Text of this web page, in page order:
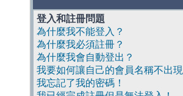
登入和註冊問題
為什麼我不能登入？
為什麼我必須註冊？
為什麼我會自動登出？
我要如何讓自己的會員名稱不出
我忘記了我的密碼！